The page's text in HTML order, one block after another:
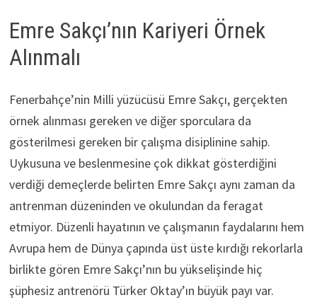
Emre Sakçı’nın Kariyeri Örnek
Alınmalı
Fenerbahçe’nin Milli yüzücüsü Emre Sakçı, gerçekten
örnek alınması gereken ve diğer sporculara da
gösterilmesi gereken bir çalışma disiplinine sahip.
Uykusuna ve beslenmesine çok dikkat gösterdiğini
verdiği demeçlerde belirten Emre Sakçı aynı zaman da
antrenman düzeninden ve okulundan da feragat
etmiyor. Düzenli hayatının ve çalışmanın faydalarını hem
Avrupa hem de Dünya çapında üst üste kırdığı rekorlarla
birlikte gören Emre Sakçı’nın bu yükselişinde hiç
şüphesiz antrenörü Türker Oktay’ın büyük payı var.